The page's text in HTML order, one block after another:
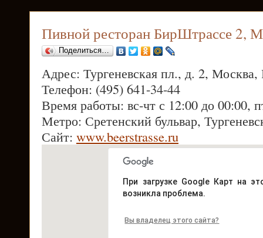
Пивной ресторан БирШтрассе 2,
Поделиться…
Адрес: Тургеневская пл., д. 2, Москва,
Телефон: (495) 641-34-44
Время работы: вс-чт с 12:00 до 00:00,
Метро: Сретенский бульвар,
Сайт: www.beerstrasse.ru
При загрузке Google Карт на
возникла проблема.
Вы владелец этого сайта?